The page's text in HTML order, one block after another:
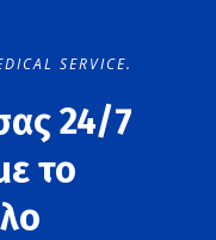
SERVICE.
ΣΙΓΟΥΡΟΙ
σας (AED)